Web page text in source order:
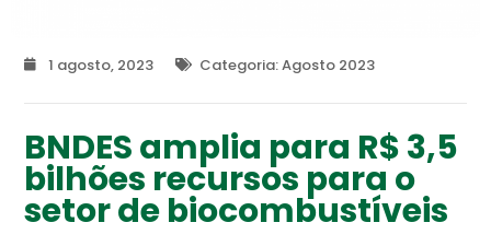
1 agosto, 2023 Categoria:Agosto 2023
BNDES amplia para R$ 3,5
bilhões recursos para o
setor de biocombustíveis